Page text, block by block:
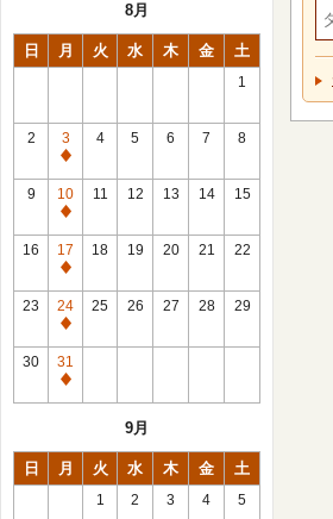
8月
日 月 火 水 木 金 土
1
2
3
休
館
日
4 5 6 7 8
9
10
休
館
日
11 12 13 14 15
16
17
休
館
日
18 19 20 21 22
23
24
休
館
日
25 26 27 28 29
30
31
休
9月
日 月 火 水 木 金 土
1 2 3 4 5